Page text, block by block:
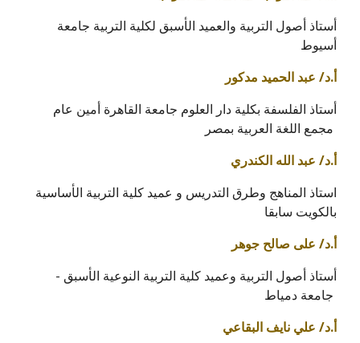
أسيوط
أ.د/ عبد الحميد مدكور
أ.د/ عبد الله الكندري
استاذ المناهج وطرق التدريس و عميد كلية التربية الأساسية
بالكويت سابقا
أ.د/ على صالح جوهر
أ.د/ علي نايف البقاعي